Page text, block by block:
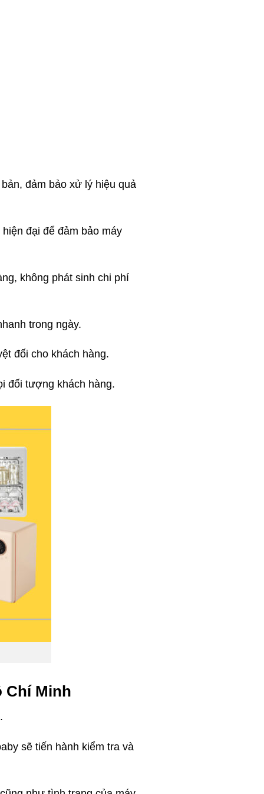
đảm bảo xử lý hiệu quả
đại để đảm bảo máy
không phát sinh chi phí
trong ngày.
đối cho khách hàng.
đối tượng khách hàng.
Chí Minh
sẽ tiến hành kiểm tra và